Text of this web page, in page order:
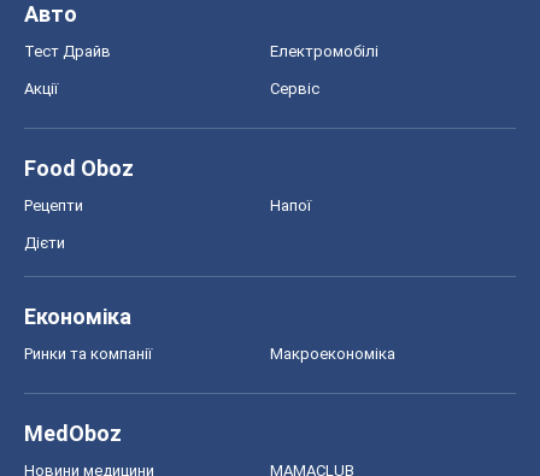
Авто
Тест Драйв Електромобілі
Акції Сервіс
Food Oboz
Рецепти Напої
Дієти
Економіка
Ринки та компанії Макроекономіка
MedOboz
Новини медицини MAMACLUB